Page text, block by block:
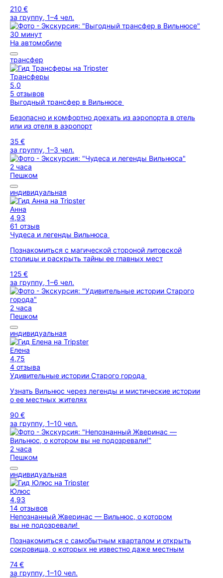
210 €
за группу, 1–4 чел.
30 минут
На автомобиле
трансфер
Трансферы
5,0
5 отзывов
Выгодный трансфер в Вильнюсе
Безопасно и комфортно доехать из аэропорта в отель
или из отеля в аэропорт
35 €
за группу, 1–3 чел.
2 часа
Пешком
индивидуальная
Анна
4,93
61 отзыв
Чудеса и легенды Вильнюса
Познакомиться с магической стороной литовской
столицы и раскрыть тайны ее главных мест
125 €
за группу, 1–6 чел.
2 часа
Пешком
индивидуальная
Елена
4,75
4 отзыва
Удивительные истории Старого города
Узнать Вильнюс через легенды и мистические истории
о ее местных жителях
90 €
за группу, 1–10 чел.
2 часа
Пешком
индивидуальная
Юлюс
4,93
14 отзывов
Непознанный Жверинас — Вильнюс, о котором
вы не подозревали!
Познакомиться с самобытным кварталом и открыть
сокровища, о которых не известно даже местным
74 €
за группу, 1–10 чел.